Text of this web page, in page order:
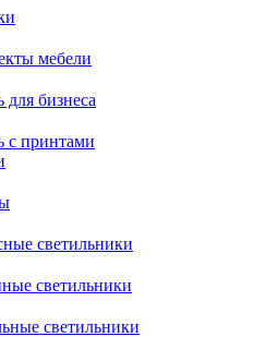
мебели
для бизнеса
с принтами
светильники
светильники
светильники